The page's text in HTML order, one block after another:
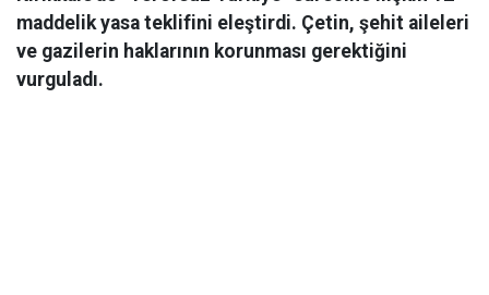
maddelik yasa teklifini eleştirdi. Çetin, şehit aileleri
ve gazilerin haklarının korunması gerektiğini
vurguladı.